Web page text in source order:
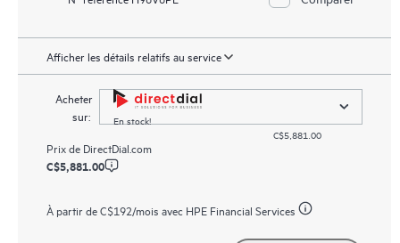
Afficher les détails relatifs au service
Acheter
sur:
En stock!
C$5,881.00
Prix de DirectDial.com
C$5,881.00
À partir deC$192/mois avec HPE Financial Services